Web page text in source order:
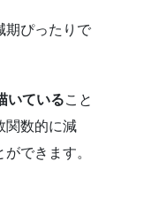
期ぴったりで
いていること
関数的に減
できます。